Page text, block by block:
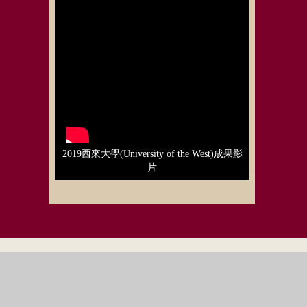
2019西來大學(University of the West)成果影
片